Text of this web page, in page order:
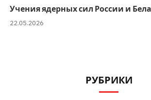
Учения ядерных сил России и
22.05.2026
РУБРИКИ